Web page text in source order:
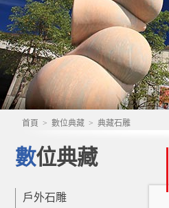
首頁 > 數位典藏 > 典藏石雕
數位典藏
戶外石雕